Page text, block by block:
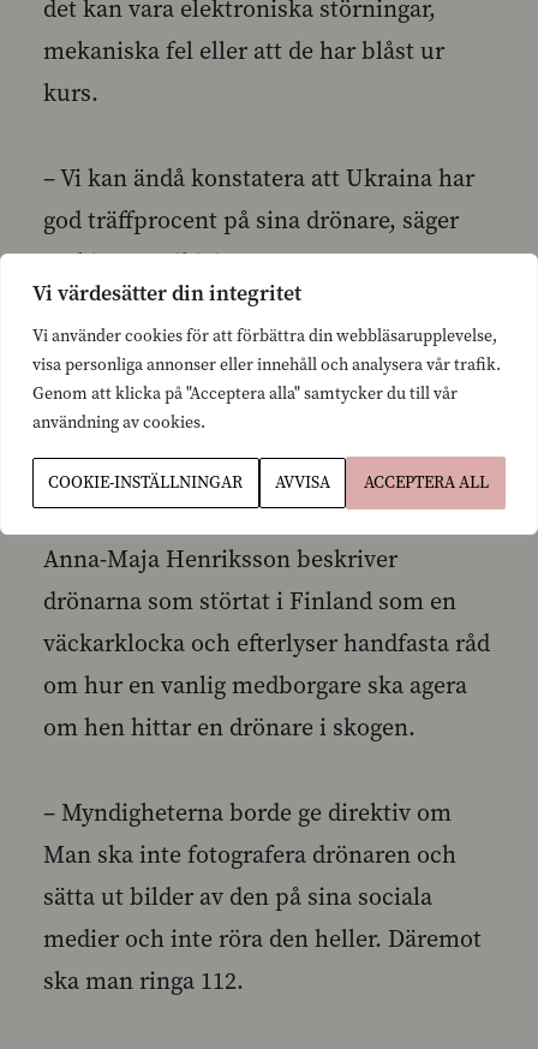
Vi värdesätter din integritet
Vi använder cookies för att förbättra din webbläsarupplevelse,
visa personliga annonser eller innehåll och analysera vår trafik.
Genom att klicka på "Acceptera alla" samtycker du till vår
användning av cookies.
COOKIE-INSTÄLLNINGAR AVVISA ACCEPTERA ALL
det kan vara elektroniska störningar,
mekaniska fel eller att de har blåst ur
kurs.
– Vi kan ändå konstatera att Ukraina har
god träffprocent på sina drönare, säger
Joakim Paasikivi.
Det är viktigt för oss att Ukrainas
drönarattacker mot Ryssland fortsätter
och att vi också framöver intar en
förstående och pragmatisk hållning.
Anna-Maja Henriksson beskriver
drönarna som störtat i Finland som en
väckarklocka och efterlyser handfasta råd
om hur en vanlig medborgare ska agera
om hen hittar en drönare i skogen.
– Myndigheterna borde ge direktiv om
Man ska inte fotografera drönaren och
sätta ut bilder av den på sina sociala
medier och inte röra den heller. Däremot
ska man ringa 112.